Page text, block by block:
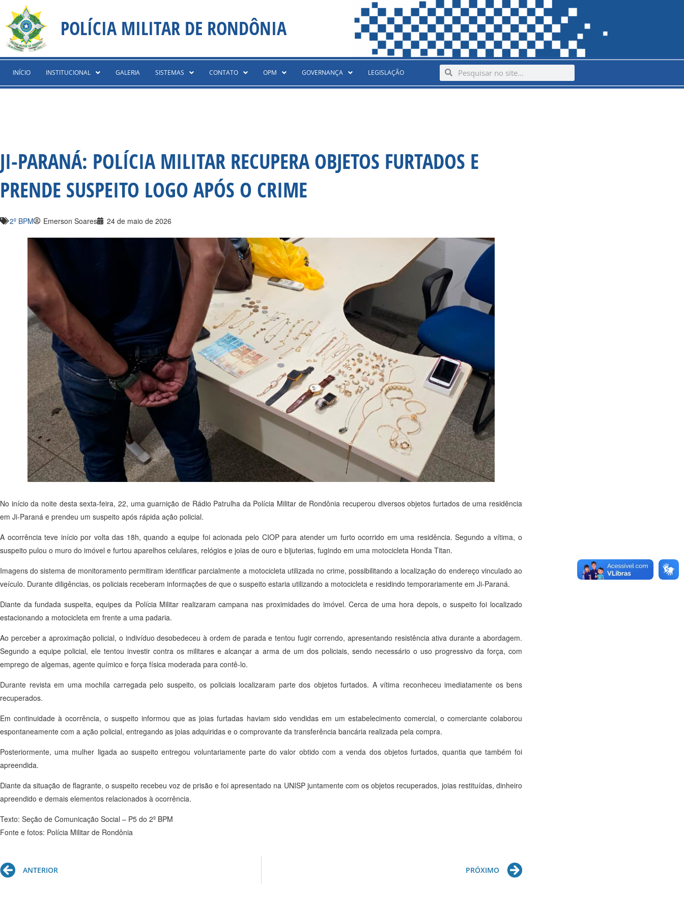
content
para
conteúdo
POLÍCIA MILITAR DE RONDÔNIA
INÍCIO INSTITUCIONAL GALERIA SISTEMAS CONTATO OPM GOVERNANÇA LEGISLAÇÃO SearchSearch
JI-PARANÁ: POLÍCIA MILITAR RECUPERA OBJETOS FURTADOS E
PRENDE SUSPEITO LOGO APÓS O CRIME
2º BPM Emerson Soares 24 de maio de 2026
No início da noite desta sexta-feira, 22, uma guarnição de Rádio Patrulha da Polícia Militar de Rondônia recuperou diversos objetos furtados de uma residência
em Ji-Paraná e prendeu um suspeito após rápida ação policial.
A ocorrência teve início por volta das 18h, quando a equipe foi acionada pelo CIOP para atender um furto ocorrido em uma residência. Segundo a vítima, o
suspeito pulou o muro do imóvel e furtou aparelhos celulares, relógios e joias de ouro e bijuterias, fugindo em uma motocicleta Honda Titan.
Imagens do sistema de monitoramento permitiram identificar parcialmente a motocicleta utilizada no crime, possibilitando a localização do endereço vinculado ao
veículo. Durante diligências, os policiais receberam informações de que o suspeito estaria utilizando a motocicleta e residindo temporariamente em Ji-Paraná.
Diante da fundada suspeita, equipes da Polícia Militar realizaram campana nas proximidades do imóvel. Cerca de uma hora depois, o suspeito foi localizado
estacionando a motocicleta em frente a uma padaria.
Ao perceber a aproximação policial, o indivíduo desobedeceu à ordem de parada e tentou fugir correndo, apresentando resistência ativa durante a abordagem.
Segundo a equipe policial, ele tentou investir contra os militares e alcançar a arma de um dos policiais, sendo necessário o uso progressivo da força, com
emprego de algemas, agente químico e força física moderada para contê-lo.
Durante revista em uma mochila carregada pelo suspeito, os policiais localizaram parte dos objetos furtados. A vítima reconheceu imediatamente os bens
recuperados.
Em continuidade à ocorrência, o suspeito informou que as joias furtadas haviam sido vendidas em um estabelecimento comercial, o comerciante colaborou
espontaneamente com a ação policial, entregando as joias adquiridas e o comprovante da transferência bancária realizada pela compra.
Posteriormente, uma mulher ligada ao suspeito entregou voluntariamente parte do valor obtido com a venda dos objetos furtados, quantia que também foi
apreendida.
Diante da situação de flagrante, o suspeito recebeu voz de prisão e foi apresentado na UNISP juntamente com os objetos recuperados, joias restituídas, dinheiro
apreendido e demais elementos relacionados à ocorrência.
Texto: Seção de Comunicação Social – P5 do 2º BPM
Fonte e fotos: Polícia Militar de Rondônia
Prev
ANTERIOR PRÓXIMO Next